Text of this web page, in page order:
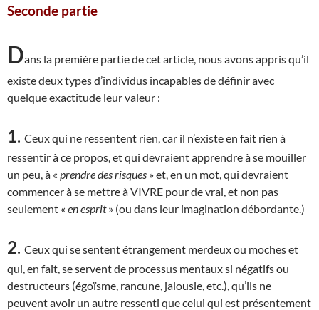
Seconde partie
Dans la première partie de cet article, nous avons appris qu’il
existe deux types d’individus incapables de définir avec
quelque exactitude leur valeur :
1. Ceux qui ne ressentent rien, car il n’existe en fait rien à
ressentir à ce propos, et qui devraient apprendre à se mouiller
un peu, à « prendre des risques » et, en un mot, qui devraient
commencer à se mettre à VIVRE pour de vrai, et non pas
seulement « en esprit» (ou dans leur imagination débordante.)
2. Ceux qui se sentent étrangement merdeux ou moches et
qui, en fait, se servent de processus mentaux si négatifs ou
destructeurs (égoïsme, rancune, jalousie, etc.), qu’ils ne
peuvent avoir un autre ressenti que celui qui est présentement